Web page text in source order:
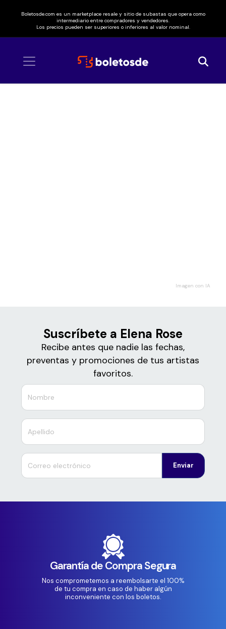
Boletosde.com es un marketplace resale y sitio de subastas que opera como
intermediario entre compradores y vendedores.
Los precios pueden ser superiores o inferiores al valor nominal.
Imagen con IA
Suscríbete a Elena Rose
Recibe antes que nadie las fechas,
preventas y promociones de tus artistas
favoritos.
Enviar
Garantía de Compra Segura
Nos comprometemos a reembolsarte el 100%
de tu compra en caso de haber algún
inconveniente con los boletos.